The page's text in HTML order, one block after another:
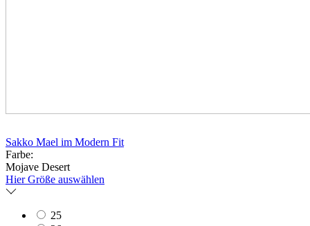
Sakko Mael im Modern Fit
Farbe:
Mojave Desert
Hier Größe auswählen
25